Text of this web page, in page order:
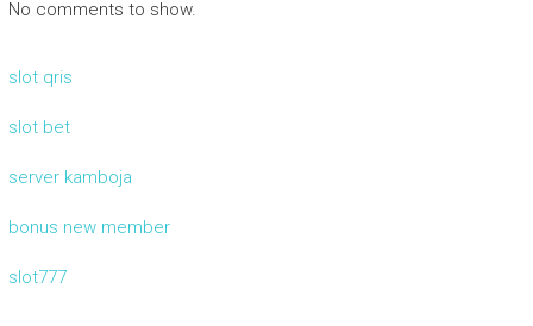
No comments to show.
slot qris
slot bet
server kamboja
bonus new member
slot777